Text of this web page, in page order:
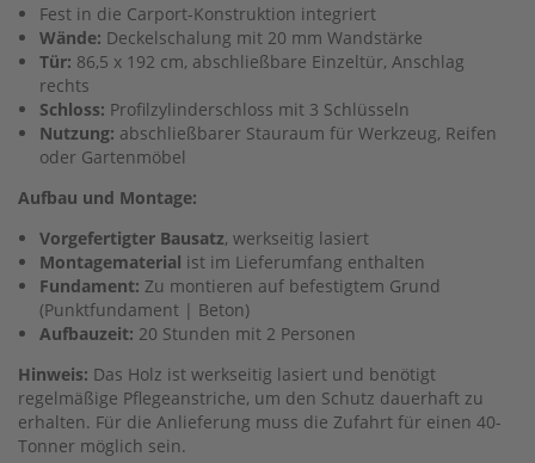
Fest in die Carport-Konstruktion integriert
Wände: Deckelschalung mit 20 mm Wandstärke
Tür: 86,5 x 192 cm, abschließbare Einzeltür, Anschlag
rechts
Schloss: Profilzylinderschloss mit 3 Schlüsseln
Nutzung: abschließbarer Stauraum für Werkzeug, Reifen
oder Gartenmöbel
Aufbau und Montage:
Vorgefertigter Bausatz, werkseitig lasiert
Montagematerial ist im Lieferumfang enthalten
Fundament: Zu montieren auf befestigtem Grund
(Punktfundament | Beton)
Aufbauzeit: 20 Stunden mit 2 Personen
Hinweis: Das Holz ist werkseitig lasiert und benötigt
regelmäßige Pflegeanstriche, um den Schutz dauerhaft zu
erhalten. Für die Anlieferung muss die Zufahrt für einen 40-
Tonner möglich sein.